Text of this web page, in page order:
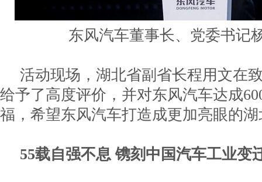
东风汽车董事长、党委书记
活动现场，湖北省副省长程用文在
给予了高度评价，并对东风汽车达成
福，希望东风汽车打造成更加亮眼的
55载自强不息 镌刻中国汽车工业变